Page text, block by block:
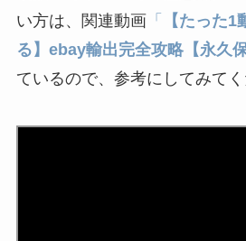
い方は、関連動画「
【たった
る】ebay輸出完全攻略【永久保
ているので、参考にしてみてく